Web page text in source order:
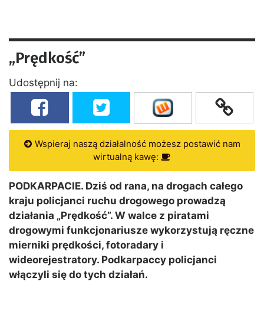
„Prędkość”
Udostępnij na:
Wspieraj naszą działalność możesz postawić nam
wirtualną kawę:
PODKARPACIE. Dziś od rana, na drogach całego
kraju policjanci ruchu drogowego prowadzą
działania „Prędkość”. W walce z piratami
drogowymi funkcjonariusze wykorzystują ręczne
mierniki prędkości, fotoradary i
wideorejestratory. Podkarpaccy policjanci
włączyli się do tych działań.